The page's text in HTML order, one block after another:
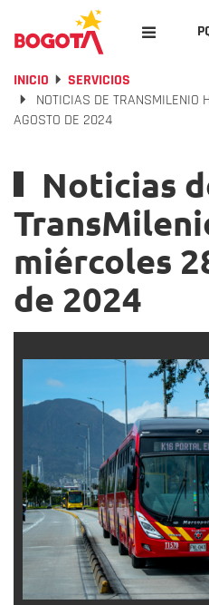
INICIO
SERVICIOS
NOTICIAS DE TRANSMILENIO
AGOSTO DE 2024
Noticias
miércoles
de 2024